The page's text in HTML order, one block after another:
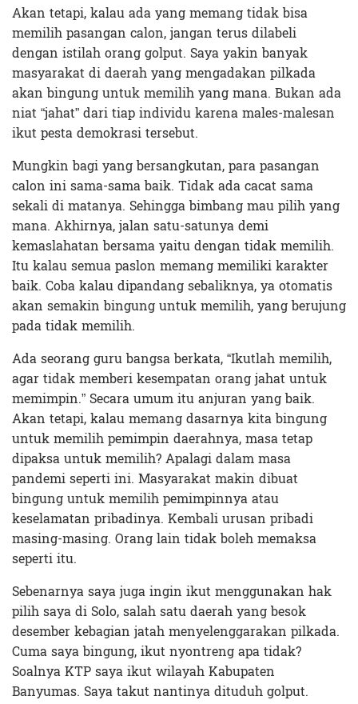
Akan tetapi, kalau ada yang memang tidak bisa
memilih pasangan calon, jangan terus dilabeli
dengan istilah orang golput. Saya yakin banyak
masyarakat di daerah yang mengadakan pilkada
akan bingung untuk memilih yang mana. Bukan ada
niat “jahat” dari tiap individu karena males-malesan
ikut pesta demokrasi tersebut.
Mungkin bagi yang bersangkutan, para pasangan
calon ini sama-sama baik. Tidak ada cacat sama
sekali di matanya. Sehingga bimbang mau pilih yang
mana. Akhirnya, jalan satu-satunya demi
kemaslahatan bersama yaitu dengan tidak memilih.
Itu kalau semua paslon memang memiliki karakter
baik. Coba kalau dipandang sebaliknya, ya otomatis
akan semakin bingung untuk memilih, yang berujung
pada tidak memilih.
Ada seorang guru bangsa berkata, “Ikutlah memilih,
agar tidak memberi kesempatan orang jahat untuk
memimpin.” Secara umum itu anjuran yang baik.
Akan tetapi, kalau memang dasarnya kita bingung
untuk memilih pemimpin daerahnya, masa tetap
dipaksa untuk memilih? Apalagi dalam masa
pandemi seperti ini. Masyarakat makin dibuat
bingung untuk memilih pemimpinnya atau
keselamatan pribadinya. Kembali urusan pribadi
masing-masing. Orang lain tidak boleh memaksa
seperti itu.
Sebenarnya saya juga ingin ikut menggunakan hak
pilih saya di Solo, salah satu daerah yang besok
desember kebagian jatah menyelenggarakan pilkada.
Cuma saya bingung, ikut nyontreng apa tidak?
Soalnya KTP saya ikut wilayah Kabupaten
Banyumas. Saya takut nantinya dituduh golput.